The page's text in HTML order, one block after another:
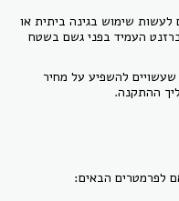
לעשות שימוש בגינה ביתית או
העמיד בפני גשם בשטח
להשפיע על מחיר
ההתקנה.
לפרמטרים הבאים: